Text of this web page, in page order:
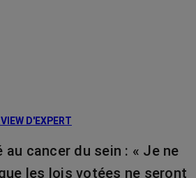
D'EXPERT
au cancer du sein : « Je ne
les lois votées ne seront